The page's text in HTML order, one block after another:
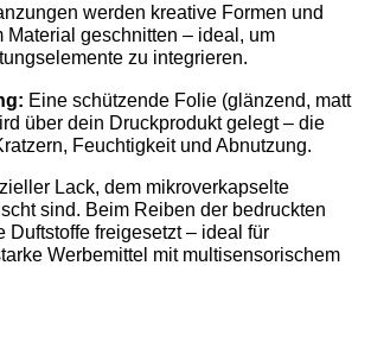
werden kreative Formen und
Material geschnitten – ideal, um
zu integrieren.
Eine schützende Folie (glänzend, matt
über dein Druckprodukt gelegt – die
Feuchtigkeit und Abnutzung.
Lack, dem mikroverkapselte
sind. Beim Reiben der bedruckten
Duftstoffe freigesetzt – ideal für
Werbemittel mit multisensorischem